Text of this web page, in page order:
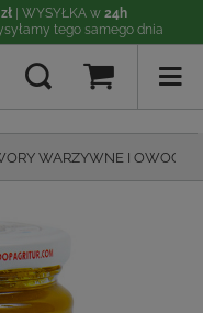
| WYSYŁKA w 24h
tego samego dnia
WARZYWNE I